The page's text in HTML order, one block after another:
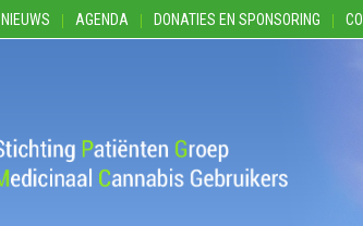
NIEUWS AGENDA DONATIES EN SPONSORING